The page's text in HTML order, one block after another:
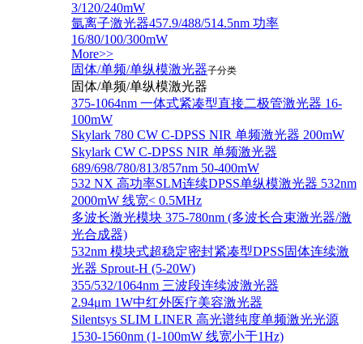
3/120/240mW
氩离子激光器457.9/488/514.5nm 功率
16/80/100/300mW
More>>
固体/单频/单纵模激光器子分类
固体/单频/单纵模激光器
375-1064nm 一体式紧凑型直接二极管激光器 16-
100mW
Skylark 780 CW C-DPSS NIR 单频激光器 200mW
Skylark CW C-DPSS NIR 单频激光器
689/698/780/813/857nm 50-400mW
532 NX 高功率SLM连续DPSS单纵模激光器 532nm
2000mW 线宽< 0.5MHz
多波长激光模块 375-780nm (多波长合束激光器/激
光合成器)
532nm 模块式超稳定密封紧凑型DPSS固体连续激
光器 Sprout-H (5-20W)
355/532/1064nm 三波段连续波激光器
2.94μm 1W中红外医疗美容激光器
Silentsys SLIM LINER 高光谱纯度单频激光光源
1530-1560nm (1-100mW 线宽小于1Hz)